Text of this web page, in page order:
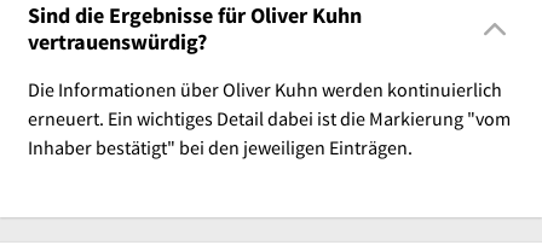
Sind die Ergebnisse für Oliver Kuhn
vertrauenswürdig?
Die Informationen über Oliver Kuhn werden kontinuierlich
erneuert. Ein wichtiges Detail dabei ist die Markierung "vom
Inhaber bestätigt" bei den jeweiligen Einträgen.